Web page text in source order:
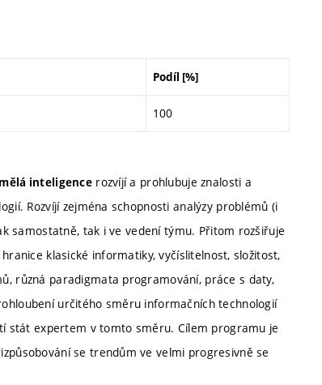
Podíl [%]
100
inteligencerozvíjí a prohlubuje znalosti a
Rozvíjí zejména schopnosti analýzy problémů (i
samostatně, tak i ve vedení týmu. Přitom rozšiřuje
klasické informatiky, vyčíslitelnost, složitost,
různá paradigmata programování, práce s daty,
určitého směru informačních technologií
stát expertem v tomto směru. Cílem programu je
se trendům ve velmi progresivně se